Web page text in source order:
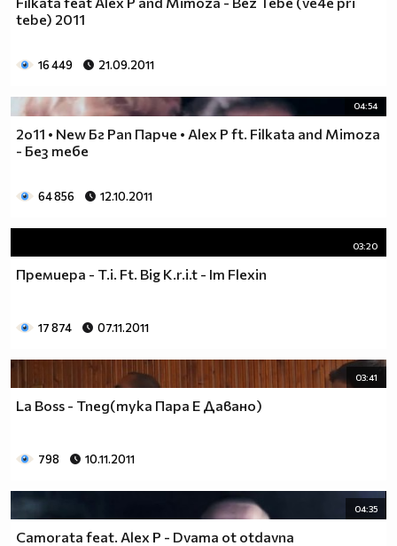
tebe) 2011
16 449 21.09.2011
04:54
2o11 • New Бг Рап Парче • Alex P ft. Filkata and Mimoza
- Без тебе
64 856 12.10.2011
03:20
Премиера - T.i. Ft. Big K.r.i.t - Im Flexin
17 874 07.11.2011
03:41
La Boss - Тпед(тука Пара Е Давано)
798 10.11.2011
04:35
Camorata feat. Alex P - Dvama ot otdavna